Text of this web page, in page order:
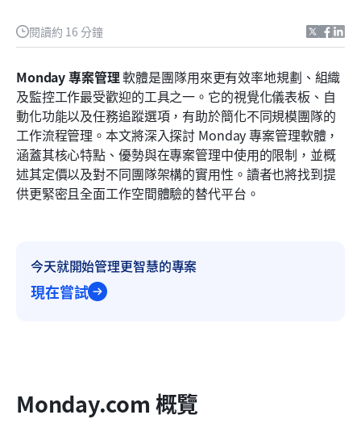
閱讀約 16 分鐘
Monday 專案管理 軟體是團隊用來更有效率地規劃、組織
及監控工作最受歡迎的工具之一。它的視覺化儀表板、自
動化功能以及任務追蹤選項，有助於簡化不同規模團隊的
工作流程管理。本文將深入探討 Monday 專案管理軟體，
涵蓋其核心特點、優勢與在專案管理中使用的限制，並概
述其定價以及對不同團隊架構的實用性。讀者也將找到提
供更緊密且全面工作空間體驗的替代平台。
今天就開始管理更智慧的專案
現在嘗試
Monday.com 概覽
Monday 專案管理的主要功能
Monday 的專案管理軟體定價
Monday 專案管理的限制
全新週一替代方案：Lark 全方位專案管理中心
Lark 與 Monday 專案管理：快速比較
結論